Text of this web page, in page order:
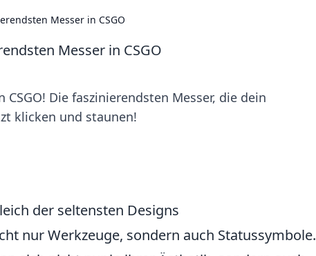
Messer in CSGO
Messer in CSGO
Die faszinierendsten Messer, die dein
klicken und staunen!
der seltensten Designs
nur Werkzeuge, sondern auch Statussymbole.